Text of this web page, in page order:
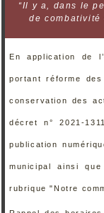
“Il y a, dans le
de combativité
En application de
portant réforme
conservation des
décret n° 2021-
publication
municipal ainsi
rubrique "Notre